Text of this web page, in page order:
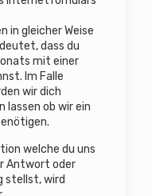
in gleicher Weise
dass du
mit einer
Im Falle
wir dich
lassen ob wir ein
welche du uns
Antwort oder
stellst, wird